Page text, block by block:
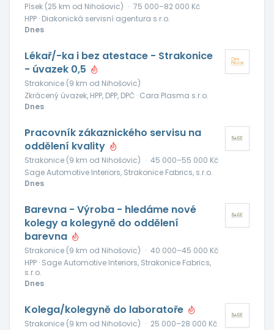
Písek (25 km od Nihošovic) · 75 000–82 000 Kč
HPP · Diakonická servisní agentura s.r.o.
Dnes
Lékař/-ka i bez atestace - Strakonice
- úvazek 0,5
Strakonice (9 km od Nihošovic)
Zkrácený úvazek, HPP, DPP, DPČ · Cara Plasma s.r.o.
Dnes
Pracovník zákaznického servisu na
oddělení kvality
Strakonice (9 km od Nihošovic) · 45 000–55 000 Kč
Sage Automotive Interiors, Strakonice Fabrics, s.r.o.
Dnes
Barevna - Výroba - hledáme nové
kolegy a kolegyně do oddělení
barevna
Strakonice (9 km od Nihošovic) · 40 000–45 000 Kč
HPP · Sage Automotive Interiors, Strakonice Fabrics,
s.r.o.
Dnes
Kolega/kolegyně do laboratoře
Strakonice (9 km od Nihošovic) · 25 000–28 000 Kč